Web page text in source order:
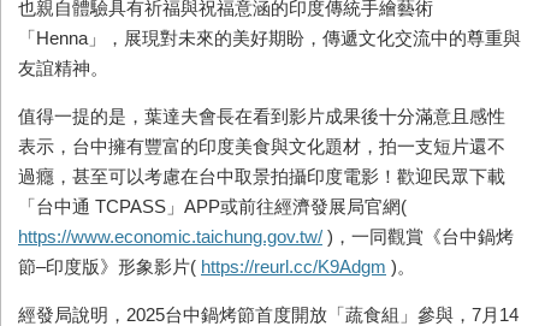
也親自體驗具有祈福與祝福意涵的印度傳統手繪藝術
「Henna」，展現對未來的美好期盼，傳遞文化交流中的尊重與
友誼精神。
值得一提的是，葉達夫會長在看到影片成果後十分滿意且感性
表示，台中擁有豐富的印度美食與文化題材，拍一支短片還不
過癮，甚至可以考慮在台中取景拍攝印度電影！歡迎民眾下載
「台中通 TCPASS」APP或前往經濟發展局官網(
https://www.economic.taichung.gov.tw/ )，一同觀賞《台中鍋烤
節–印度版》形象影片( https://reurl.cc/K9Adgm )。
經發局說明，2025台中鍋烤節首度開放「蔬食組」參與，7月14